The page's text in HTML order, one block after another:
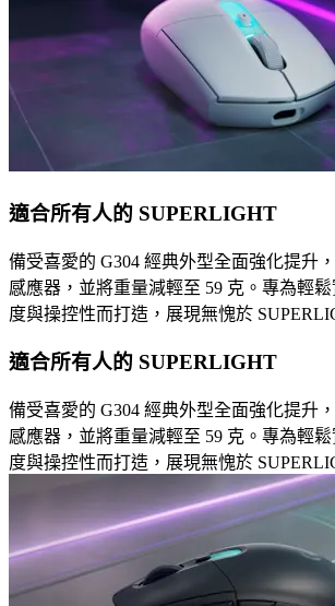
適合所有人的 SUPERLIGHT
備受喜愛的 G304 經典外型全面強化提升
感應器，並將重量減輕至 59 克。專為輕
度與操控性而打造，展現無愧於
適合所有人的 SUPERLIGHT
備受喜愛的 G304 經典外型全面強化提升
感應器，並將重量減輕至 59 克。專為輕
度與操控性而打造，展現無愧於